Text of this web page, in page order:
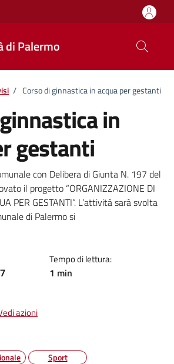
di Palermo
/ Corso di ginnastica in acqua per gestanti
in
gestanti
notizia
con Delibera di Giunta N. 197 del
il progetto “ORGANIZZAZIONE DI
PER GESTANTI”. L’attività sarà svolta
di Palermo si
Tempo di lettura:
1 min
azioni
Sport